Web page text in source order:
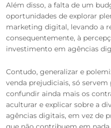
Além disso, a falta de um
oportunidades de explorar
marketing digital, levando a
consequentemente, à
investimento em agências
Contudo, generalizar e
venda prejudiciais, só
confundir ainda mais os
aculturar e explicar sobre a
agências digitais, em vez de